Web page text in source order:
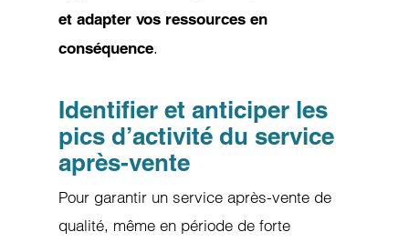
et adapter vos ressources en
conséquence.
Identifier et anticiper les
pics d’activité du service
après-vente
Pour garantir un service après-vente de
qualité, même en période de forte